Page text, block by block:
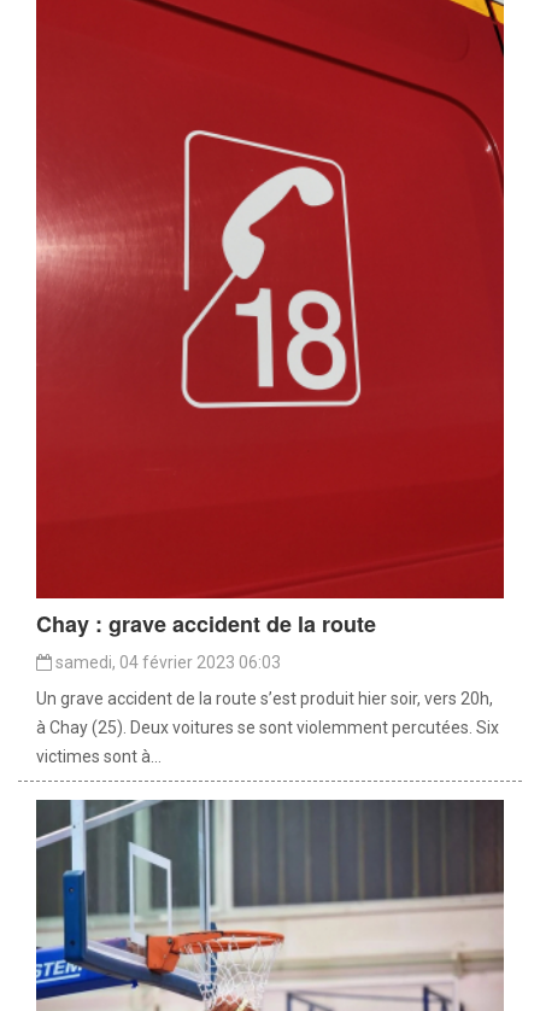
Chay : grave accident de la route
samedi, 04 février 2023 06:03
Un grave accident de la route s’est produit hier soir, vers 20h,
à Chay (25). Deux voitures se sont violemment percutées. Six
victimes sont à...